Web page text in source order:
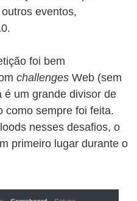
eventos,
foi bem
challenges Web (sem
é um grande divisor de
como sempre foi feita.
nesses desafios, o
primeiro lugar durante o